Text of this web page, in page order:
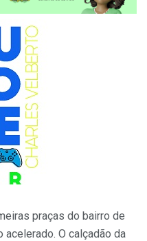
praças do bairro de
O calçadão da